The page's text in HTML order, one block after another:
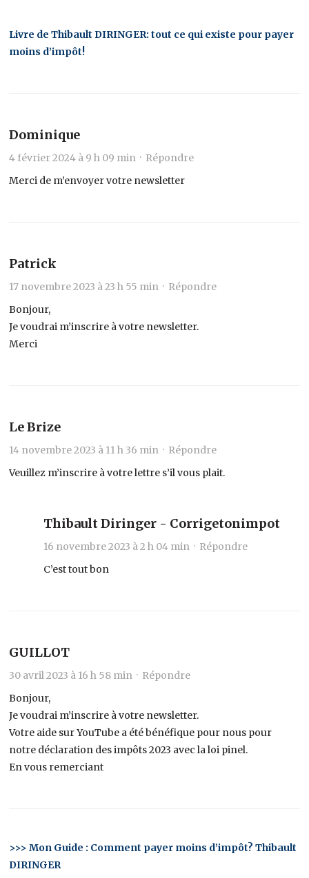
Livre de Thibault DIRINGER: tout ce qui existe pour payer
moins d’impôt!
Dominique
4 février 2024 à 9 h 09 min · Répondre
Merci de m’envoyer votre newsletter
Patrick
17 novembre 2023 à 23 h 55 min · Répondre
Bonjour,
Je voudrai m’inscrire à votre newsletter.
Merci
Le Brize
14 novembre 2023 à 11 h 36 min · Répondre
Veuillez m’inscrire à votre lettre s’il vous plait.
Thibault Diringer - Corrigetonimpot
16 novembre 2023 à 2 h 04 min · Répondre
C’est tout bon
GUILLOT
30 avril 2023 à 16 h 58 min · Répondre
Bonjour,
Je voudrai m’inscrire à votre newsletter.
Votre aide sur YouTube a été bénéfique pour nous pour
notre déclaration des impôts 2023 avec la loi pinel.
En vous remerciant
>>> Mon Guide : Comment payer moins d’impôt? Thibault
DIRINGER